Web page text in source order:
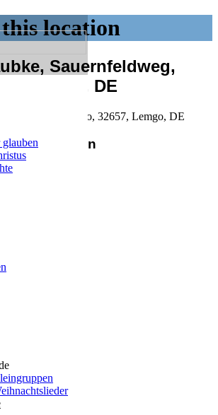
location
Sauernfeldweg,
Lemgo, DE
Lemgo, 32657, Lemgo, DE
03-12 eventon